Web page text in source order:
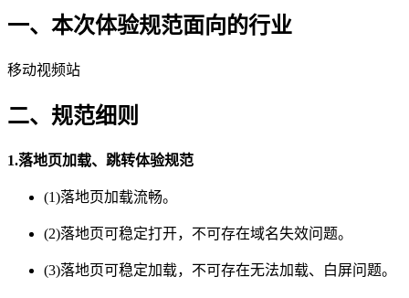
一、本次体验规范面向的行业
移动视频站
二、规范细则
1.落地页加载、跳转体验规范
(1)落地页加载流畅。
(2)落地页可稳定打开，不可存在域名失效问题。
(3)落地页可稳定加载，不可存在无法加载、白屏问题。